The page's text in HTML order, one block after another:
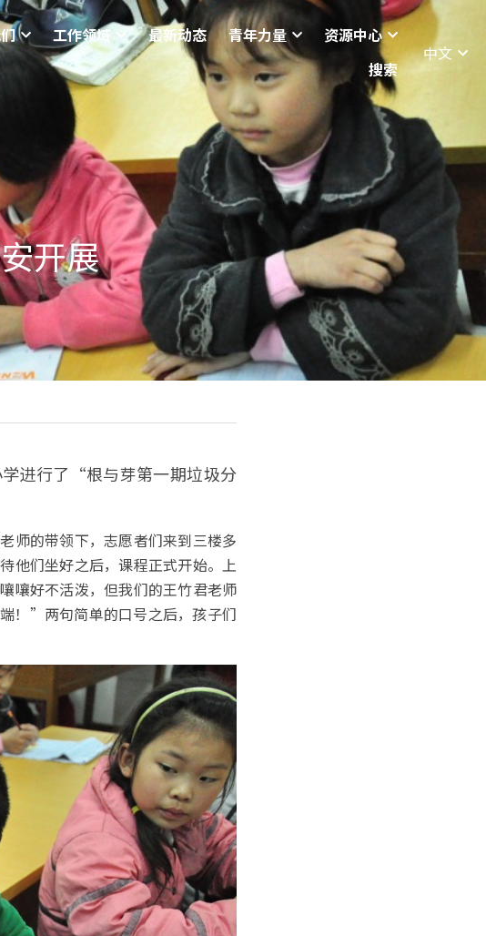
工作领域 最新动态 青年力量
资源中心
搜索
中文
开展
进行了“根与芽第一期垃圾分
师的带领下，志愿者们来到三楼多
他们坐好之后，课程正式开始。上
嚷好不活泼，但我们的王竹君老师
！”两句简单的口号之后，孩子们